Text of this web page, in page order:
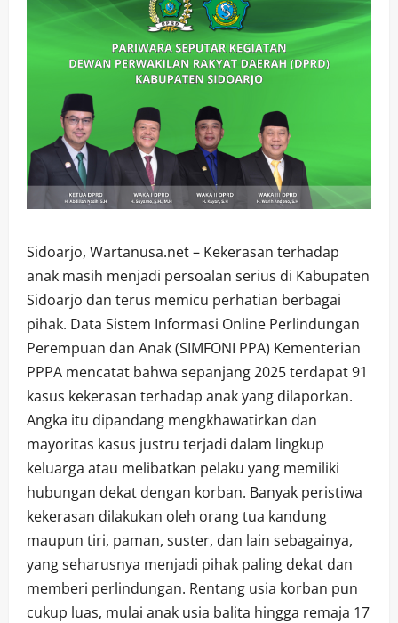
Sidoarjo, Wartanusa.net – Kekerasan terhadap
anak masih menjadi persoalan serius di Kabupaten
Sidoarjo dan terus memicu perhatian berbagai
pihak. Data Sistem Informasi Online Perlindungan
Perempuan dan Anak (SIMFONI PPA) Kementerian
PPPA mencatat bahwa sepanjang 2025 terdapat 91
kasus kekerasan terhadap anak yang dilaporkan.
Angka itu dipandang mengkhawatirkan dan
mayoritas kasus justru terjadi dalam lingkup
keluarga atau melibatkan pelaku yang memiliki
hubungan dekat dengan korban. Banyak peristiwa
kekerasan dilakukan oleh orang tua kandung
maupun tiri, paman, suster, dan lain sebagainya,
yang seharusnya menjadi pihak paling dekat dan
memberi perlindungan. Rentang usia korban pun
cukup luas, mulai anak usia balita hingga remaja 17